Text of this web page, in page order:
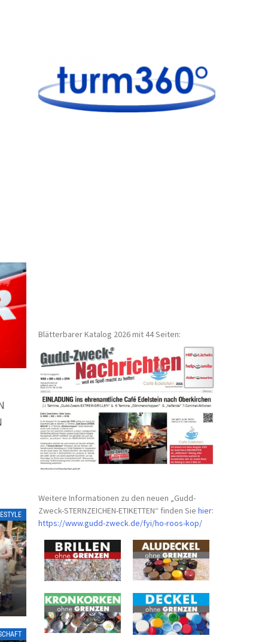
Blätterbarer Katalog 2026 mit 44 Seiten:
Weitere Informationen zu den neuen „Gudd-
Zweck-STERNZEICHEN-ETIKETTEN“ finden Siehier:
https://www.gudd-zweck.de/fyi/ho-roos-kop/